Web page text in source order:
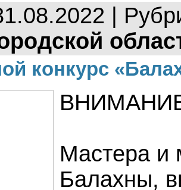
|
конкурс
Мастера и
Балахны,